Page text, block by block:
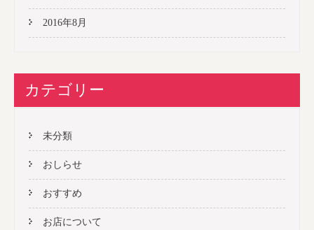
2016年8月
カテゴリー
未分類
おしらせ
おすすめ
お店について